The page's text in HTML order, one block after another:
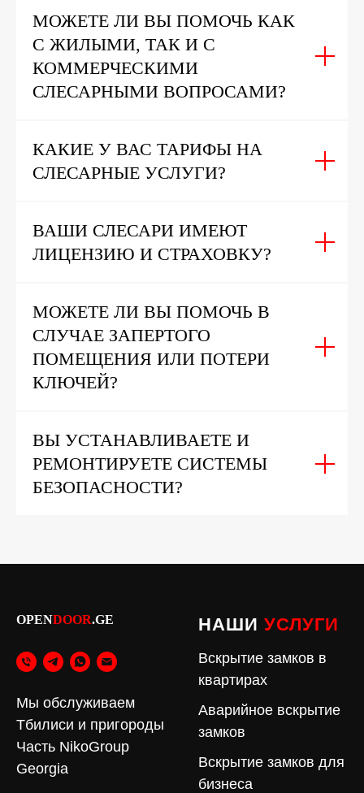
МОЖЕТЕ ЛИ ВЫ ПОМОЧЬ КАК
С ЖИЛЫМИ, ТАК И С
КОММЕРЧЕСКИМИ
СЛЕСАРНЫМИ ВОПРОСАМИ?
КАКИЕ У ВАС ТАРИФЫ НА
СЛЕСАРНЫЕ УСЛУГИ?
ВАШИ СЛЕСАРИ ИМЕЮТ
ЛИЦЕНЗИЮ И СТРАХОВКУ?
МОЖЕТЕ ЛИ ВЫ ПОМОЧЬ В
СЛУЧАЕ ЗАПЕРТОГО
ПОМЕЩЕНИЯ ИЛИ ПОТЕРИ
КЛЮЧЕЙ?
ВЫ УСТАНАВЛИВАЕТЕ И
РЕМОНТИРУЕТЕ СИСТЕМЫ
БЕЗОПАСНОСТИ?
OPENDOOR.GE
Мы обслуживаем
Тбилиси и пригороды
Часть NikoGroup
Georgia
НАШИ УСЛУГИ
Вскрытие замков в
квартирах
Аварийное вскрытие
замков
Вскрытие замков для
бизнеса